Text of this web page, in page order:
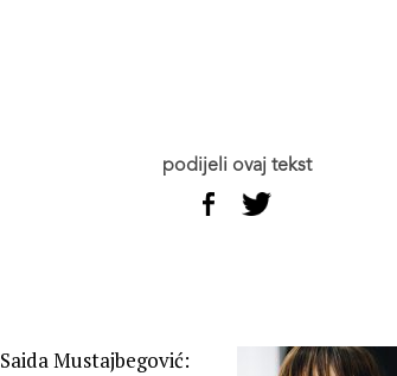
podijeli ovaj tekst
Saida Mustajbegović: